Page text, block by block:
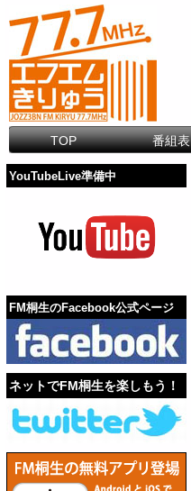
TOP 番組表
YouTubeLive準備中
FM桐生のFacebook公式ページ
ネットでFM桐生を楽しもう！